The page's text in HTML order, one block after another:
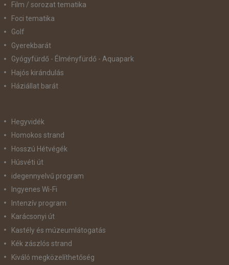
Film / sorozat tematika
Foci tematika
Golf
Gyerekbarát
Gyógyfürdő - Élményfürdő - Aquapark
Hajós kirándulás
Háziállat barát
Hegyvidék
Homokos strand
Hosszú Hétvégék
Húsvéti út
idegennyelvű program
Ingyenes Wi-Fi
Intenzív program
Karácsonyi út
Kastély és múzeumlátogatás
Kék zászlós strand
Kiváló megközelíthetőség